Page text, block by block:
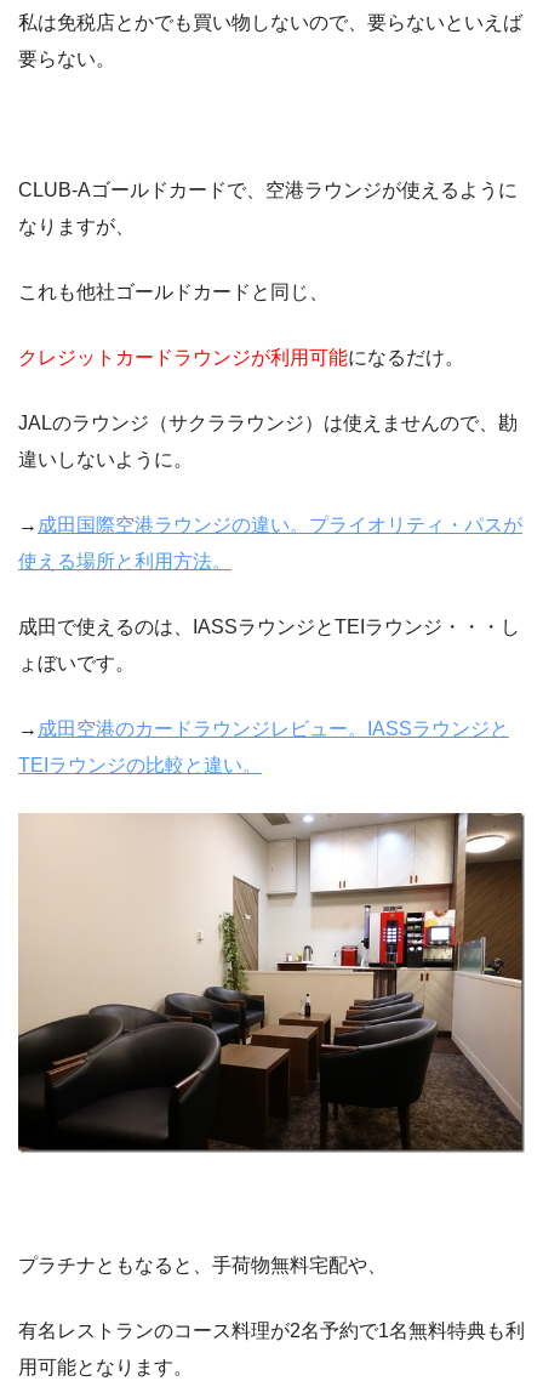
私は免税店とかでも買い物しないので、要らないといえば
要らない。
CLUB-Aゴールドカードで、空港ラウンジが使えるように
なりますが、
これも他社ゴールドカードと同じ、
クレジットカードラウンジが利用可能になるだけ。
JALのラウンジ（サクララウンジ）は使えませんので、勘
違いしないように。
→ 成田国際空港ラウンジの違い。プライオリティ・パスが
使える場所と利用方法。
成田で使えるのは、IASSラウンジとTEIラウンジ・・・し
ょぼいです。
→ 成田空港のカードラウンジレビュー。IASSラウンジと
TEIラウンジの比較と違い。
プラチナともなると、手荷物無料宅配や、
有名レストランのコース料理が2名予約で1名無料特典も利
用可能となります。